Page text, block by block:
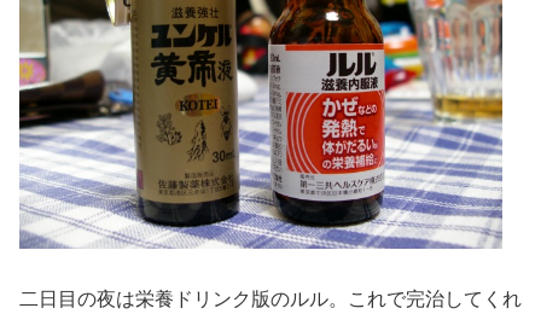
二日目の夜は栄養ドリンク版のルル。これで完治してくれ